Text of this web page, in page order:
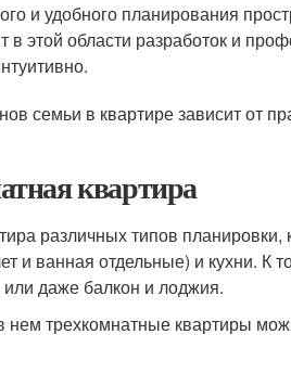
и удобного планирования
этой области разработок и
семьи в квартире зависит от
квартира
различных типов планировки,
и ванная отдельные) и кухни. К
даже балкон и лоджия.
трехкомнатные квартиры